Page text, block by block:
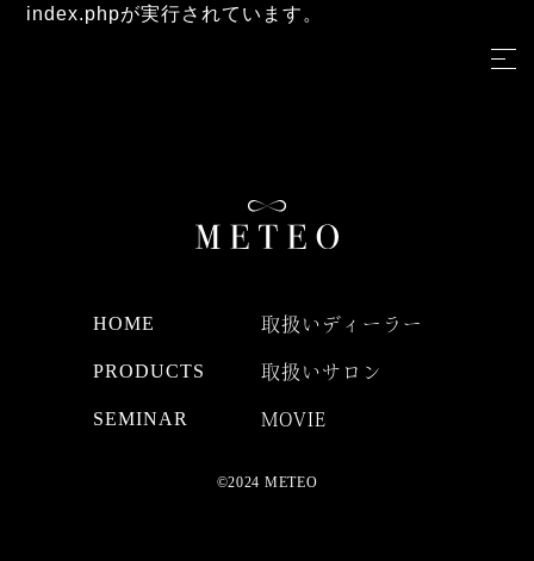
index.phpが実行されています。
HOME
PRODUCTS
SEMINAR
取扱いディーラー
取扱いサロン
MOVIE
©2024 METEO